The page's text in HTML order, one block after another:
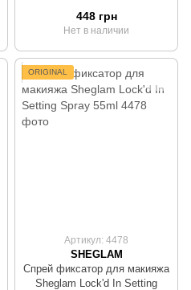
448 грн
Нет в наличии
ORIGINAL
Артикул: 4478
SHEGLAM
Спрей фиксатор для макияжа
Sheglam Lock'd In Setting